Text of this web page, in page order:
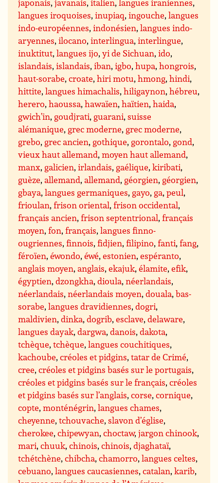
japonais,javanais,italien,langues iraniennes,
langues iroquoises,inupiaq,ingouche,langues
indo-européennes,indonésien,langues indo-
aryennes,ilocano,interlingua,interlingue,
inuktitut,langues ijo,yi de Sichuan,ido,
islandais,islandais,iban,igbo,hupa,hongrois,
haut-sorabe,croate,hiri motu,hmong,hindi,
hittite,langues himachalis,hiligaynon,hébreu,
herero,haoussa,hawaïen,haïtien,haida,
gwich’in, goudjrati, guarani,suisse
alémanique, grec moderne, grec moderne,
grebo, grec ancien, gothique, gorontalo, gond,
vieux haut allemand,moyen haut allemand,
manx, galicien,irlandais, gaélique,kiribati,
guèze,allemand,allemand, géorgien, géorgien,
gbaya,langues germaniques, gayo, ga,peul,
frioulan,frison oriental,frison occidental,
français ancien,frison septentrional,français
moyen,fon,français,langues finno-
ougriennes,finnois,fidjien,filipino,fanti,fang,
féroïen,éwondo,éwé,estonien,espéranto,
anglais moyen,anglais,ekajuk,élamite,efik,
égyptien,dzongkha,dioula,néerlandais,
néerlandais,néerlandais moyen,douala,bas-
sorabe,langues dravidiennes,dogri,
maldivien,dinka,dogrib,esclave,delaware,
langues dayak,dargwa,danois,dakota,
tchèque,tchèque,langues couchitiques,
kachoube,créoles et pidgins,tatar de Crimé,
cree,créoles et pidgins basés sur le portugais,
créoles et pidgins basés sur le français,créoles
et pidgins basés sur l’anglais,corse,cornique,
copte,monténégrin,langues chames,
cheyenne,tchouvache,slavon d’église,
cherokee,chipewyan,choctaw,jargon chinook,
mari,chuuk,chinois,chinois,djaghataï,
tchétchène,chibcha,chamorro,langues celtes,
cebuano,langues caucasiennes,catalan,karib,